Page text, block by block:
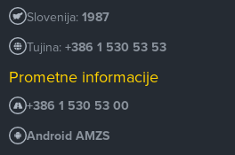
Slovenija: 1987
Tujina: +386 1 530 53 53
Prometne informacije
+386 1 530 53 00
Android AMZS